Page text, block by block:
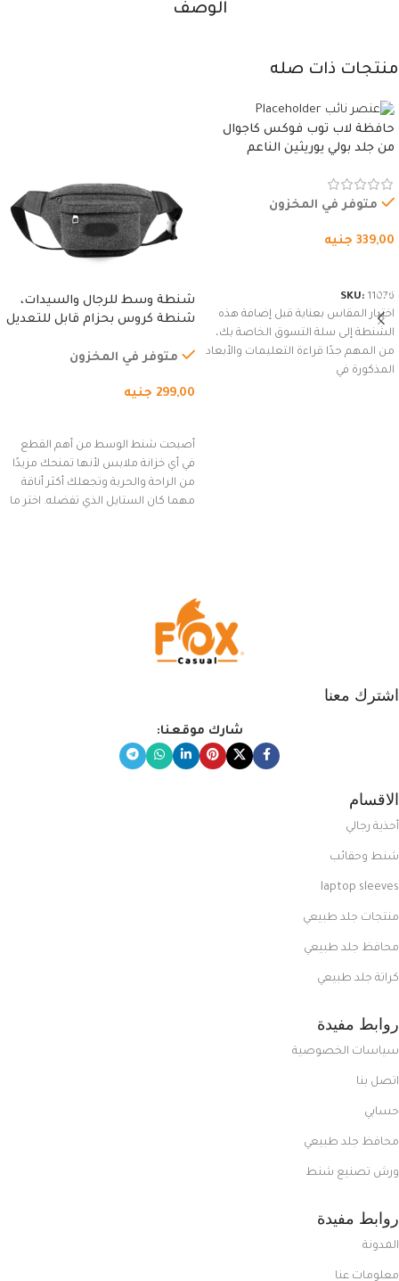
الوصف
منتجات ذات صله
حافظة لاب توب فوكس كاجوال
من جلد بولي يوريثين الناعم
وسوستة.
متوفر في المخزون
339,00 جنيه
SKU: 11076
اختيار المقاس بعناية قبل إضافة هذه
الشنطة إلى سلة التسوق الخاصة بك،
من المهم جدًا قراءة التعليمات والأبعاد
المذكورة في
شنطة وسط للرجال والسيدات،
شنطة كروس بحزام قابل للتعديل
السفر، الجري العادي، المشي
(رمادي)
متوفر في المخزون
299,00 جنيه
أصبحت شنط الوسط من أهم القطع
في أي خزانة ملابس لأنها تمنحك مزيدًا
من الراحة والحرية وتجعلك أكثر أناقة
مهما كان الستايل الذي تفضله. اختر ما
اشترك معنا
شارك موقعنا:
الاقسام
أحذية رجالي
شنط وحقائب
laptop sleeves
منتجات جلد طبيعي
محافظ جلد طبيعي
كراتة جلد طبيعي
روابط مفيدة
سياسات الخصوصية
اتصل بنا
حسابي
محافظ جلد طبيعي
ورش تصنيع شنط
روابط مفيدة
المدونة
معلومات عنا